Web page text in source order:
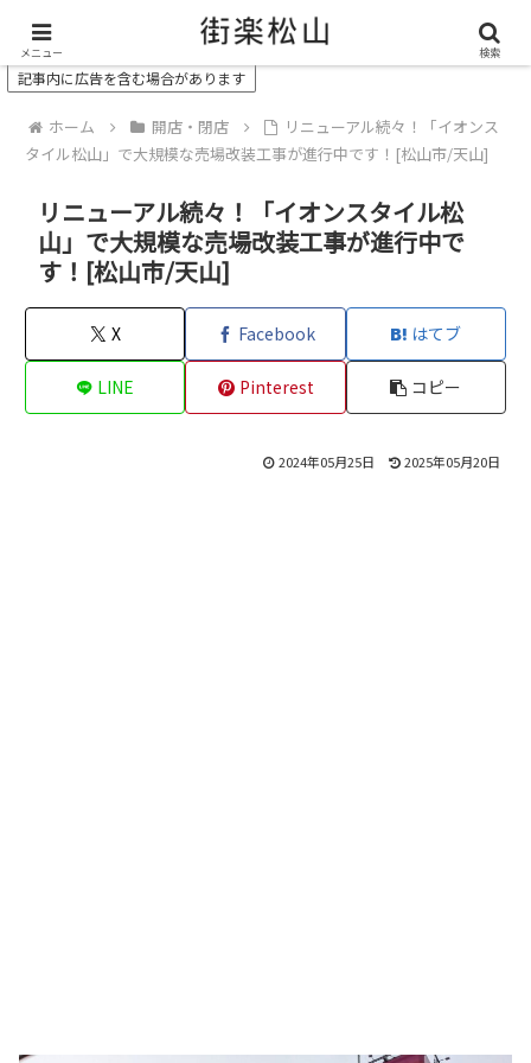
＼ 松山の街を“オモシロク”する地域情報メディア ／
記事内に広告を含む場合があります
ホーム 開店・閉店
リニューアル続々！「イオンス
タイル松山」で大規模な売場改装工事が進行中です！[松山市/天山]
リニューアル続々！「イオンスタイル松
山」で大規模な売場改装工事が進行中で
す！[松山市/天山]
X Facebook はてブ
LINE Pinterest コピー
2024年05月25日 2025年05月20日
メニュー 検索